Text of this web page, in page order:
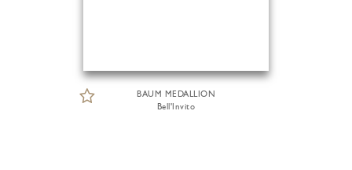
BAUM MEDALLION
Bell'Invito